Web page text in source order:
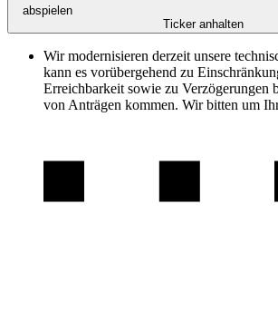
abspielen
Ticker anhalten
Wir modernisieren derzeit unsere
kann es vorübergehend zu
Erreichbarkeit sowie zu Verzögerungen
von Anträgen kommen. Wir bitten um